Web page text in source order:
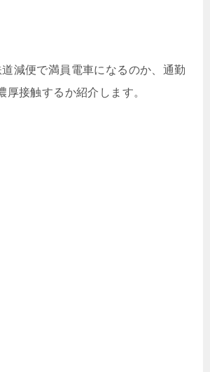
減便で満員電車になるのか、通勤
厚接触するか紹介します。